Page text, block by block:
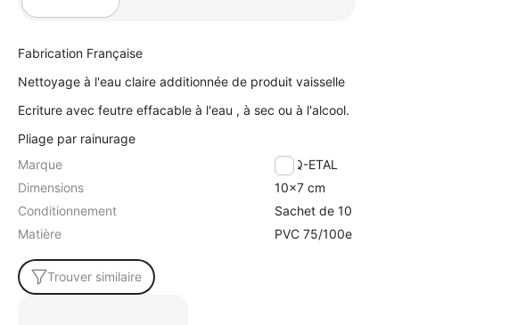
Fabrication Française
Nettoyage à l'eau claire additionnée de produit vaisselle
Ecriture avec feutre effacable à l'eau , à sec ou à l'alcool.
Pliage par rainurage
Marque
ETIQ-ETAL
Dimensions
10x7 cm
Conditionnement
Sachet de 10
Matière
PVC 75/100e
Trouver similaire